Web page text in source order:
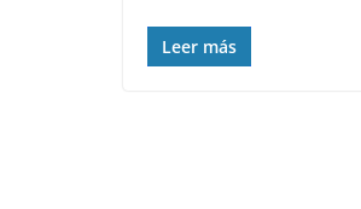
Leer más